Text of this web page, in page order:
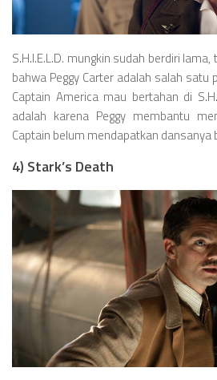
S.H.I.E.L.D. mungkin sudah berdiri
bahwa Peggy Carter adalah salah satu
Captain America mau bertahan di
adalah karena Peggy membantu
Captain belum mendapatkan dansanya
4) Stark’s Death